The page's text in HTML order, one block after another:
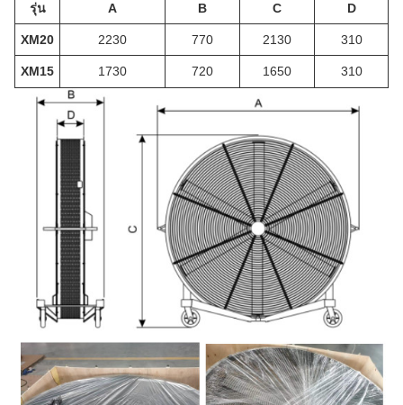
รุ่น A B C D
XM20 2230 770 2130 310
XM15 1730 720 1650 310